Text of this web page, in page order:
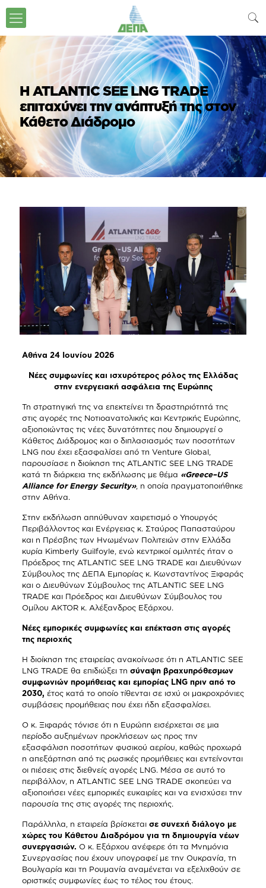
Η ATLANTIC SEE LNG TRADE
επιταχύνει την ανάπτυξή της στον
Κάθετο Διάδρομο
Αθήνα 24 Ιουνίου 2026
Νέες συμφωνίες και ισχυρότερος ρόλος της Ελλάδας
στην ενεργειακή ασφάλεια της Ευρώπης
Τη στρατηγική της να επεκτείνει τη δραστηριότητά της
στις αγορές της Νοτιοανατολικής και Κεντρικής Ευρώπης,
αξιοποιώντας τις νέες δυνατότητες που δημιουργεί ο
Κάθετος Διάδρομος και ο διπλασιασμός των ποσοτήτων
LNG που έχει εξασφαλίσει από τη Venture Global,
παρουσίασε η διοίκηση της ATLANTIC SEE LNG TRADE
κατά τη διάρκεια της εκδήλωσης με θέμα «Greece–US
Alliance for Energy Security», η οποία πραγματοποιήθηκε
στην Αθήνα.
Στην εκδήλωση απηύθυναν χαιρετισμό ο Υπουργός
Περιβάλλοντος και Ενέργειας κ. Σταύρος Παπασταύρου
και η Πρέσβης των Ηνωμένων Πολιτειών στην Ελλάδα
κυρία Kimberly Guilfoyle, ενώ κεντρικοί ομιλητές ήταν ο
Πρόεδρος της ATLANTIC SEE LNG TRADE και Διευθύνων
Σύμβουλος της ΔΕΠΑ Εμπορίας κ. Κωνσταντίνος Ξιφαράς
και ο Διευθύνων Σύμβουλος της ATLANTIC SEE LNG
TRADE και Πρόεδρος και Διευθύνων Σύμβουλος του
Ομίλου AKTOR κ. Αλέξανδρος Εξάρχου.
Νέες εμπορικές συμφωνίες και επέκταση στις αγορές
της περιοχής
Η διοίκηση της εταιρείας ανακοίνωσε ότι η ATLANTIC SEE
LNG TRADE θα επιδιώξει τη σύναψη βραχυπρόθεσμων
συμφωνιών προμήθειας και εμπορίας LNGπριν από το
2030, έτος κατά το οποίο τίθενται σε ισχύ οι μακροχρόνιες
συμβάσεις προμήθειας που έχει ήδη εξασφαλίσει.
Ο κ. Ξιφαράς τόνισε ότι η Ευρώπη εισέρχεται σε μια
περίοδο αυξημένων προκλήσεων ως προς την
εξασφάλιση ποσοτήτων φυσικού αερίου, καθώς προχωρά
η απεξάρτηση από τις ρωσικές προμήθειες και εντείνονται
οι πιέσεις στις διεθνείς αγορές LNG. Μέσα σε αυτό το
περιβάλλον, η ATLANTIC SEE LNG TRADE σκοπεύει να
αξιοποιήσει νέες εμπορικές ευκαιρίες και να ενισχύσει την
παρουσία της στις αγορές της περιοχής.
Παράλληλα, η εταιρεία βρίσκεται σε συνεχή διάλογο με
χώρες του Κάθετου Διαδρόμου για τη δημιουργία νέων
συνεργασιών. Ο κ. Εξάρχου ανέφερε ότι τα Μνημόνια
Συνεργασίας που έχουν υπογραφεί με την Ουκρανία, τη
Βουλγαρία και τη Ρουμανία αναμένεται να εξελιχθούν σε
οριστικές συμφωνίες έως το τέλος του έτους.